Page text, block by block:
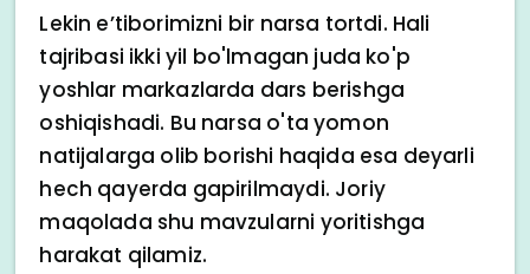
Lekin e’tiborimizni bir narsa tortdi. Hali
tajribasi ikki yil bo'lmagan juda ko'p
yoshlar markazlarda dars berishga
oshiqishadi. Bu narsa o'ta yomon
natijalarga olib borishi haqida esa deyarli
hech qayerda gapirilmaydi. Joriy
maqolada shu mavzularni yoritishga
harakat qilamiz.